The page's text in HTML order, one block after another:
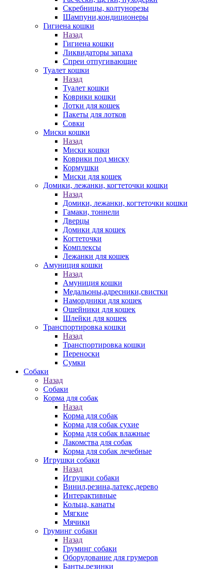
Скребницы, колтунорезы
Шампуни,кондиционеры
Гигиена кошки
Назад
Гигиена кошки
Ликвидаторы запаха
Спреи отпугивающие
Туалет кошки
Назад
Туалет кошки
Коврики кошки
Лотки для кошек
Пакеты для лотков
Совки
Миски кошки
Назад
Миски кошки
Коврики под миску
Кормушки
Миски для кошек
Домики, лежанки, когтеточки кошки
Назад
Домики, лежанки, когтеточки кошки
Гамаки, тоннели
Дверцы
Домики для кошек
Когтеточки
Комплексы
Лежанки для кошек
Амуниция кошки
Назад
Амуниция кошки
Медальоны,адресники,свистки
Намордники для кошек
Ошейники для кошек
Шлейки для кошек
Транспортировка кошки
Назад
Транспортировка кошки
Переноски
Сумки
Собаки
Назад
Собаки
Корма для собак
Назад
Корма для собак
Корма для собак сухие
Корма для собак влажные
Лакомства для собак
Корма для собак лечебные
Игрушки собаки
Назад
Игрушки собаки
Винил,резина,латекс,дерево
Интерактивные
Кольца, канаты
Мягкие
Мячики
Груминг собаки
Назад
Груминг собаки
Оборудование для грумеров
Банты,резинки